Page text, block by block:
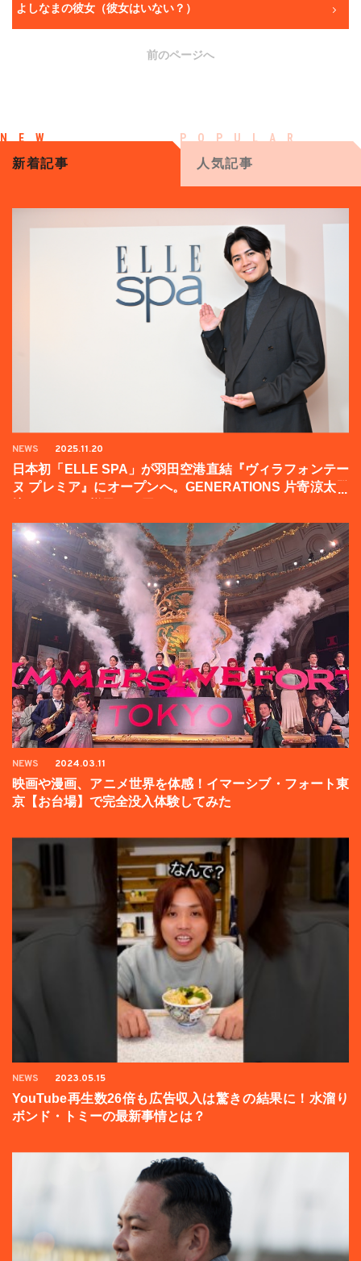
よしなまの彼女（彼女はいない？）
前のページへ
新着記事 人気記事
NEWS 2025.11.20
日本初「ELLE SPA」が羽田空港直結『ヴィラフォンテー
ヌ プレミア』にオープンへ。GENERATIONS 片寄涼太登
NEWS 2024.03.11
映画や漫画、アニメ世界を体感！イマーシブ・フォート東
京【お台場】で完全没入体験してみた
NEWS 2023.05.15
YouTube再生数26倍も広告収入は驚きの結果に！水溜り
ボンド・トミーの最新事情とは？